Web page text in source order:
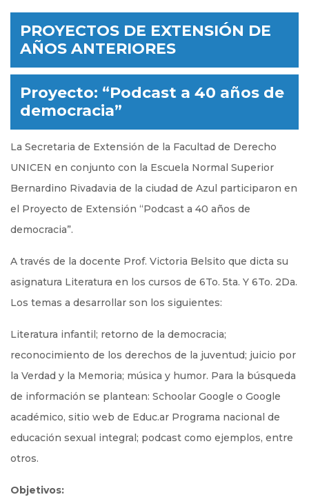
PROYECTOS DE EXTENSIÓN DE
AÑOS ANTERIORES
Proyecto: “Podcast a 40 años de
democracia”
La Secretaria de Extensión de la Facultad de Derecho
UNICEN en conjunto con la Escuela Normal Superior
Bernardino Rivadavia de la ciudad de Azul participaron en
el Proyecto de Extensión “Podcast a 40 años de
democracia”.
A través de la docente Prof. Victoria Belsito que dicta su
asignatura Literatura en los cursos de 6To. 5ta. Y 6To. 2Da.
Los temas a desarrollar son los siguientes:
Literatura infantil; retorno de la democracia;
reconocimiento de los derechos de la juventud; juicio por
la Verdad y la Memoria; música y humor. Para la búsqueda
de información se plantean: Schoolar Google o Google
académico, sitio web de Educ.ar Programa nacional de
educación sexual integral; podcast como ejemplos, entre
otros.
Objetivos: